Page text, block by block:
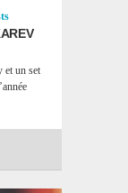
et un set